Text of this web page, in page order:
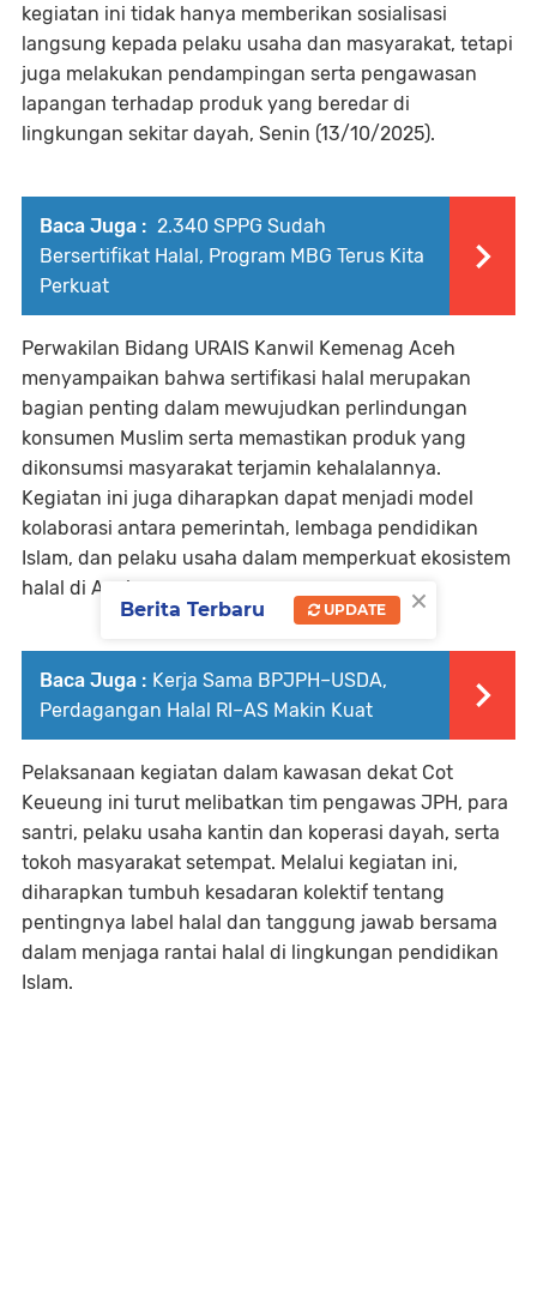
kegiatan ini tidak hanya memberikan sosialisasi
langsung kepada pelaku usaha dan masyarakat, tetapi
juga melakukan pendampingan serta pengawasan
lapangan terhadap produk yang beredar di
lingkungan sekitar dayah, Senin (13/10/2025).
Baca Juga : 2.340 SPPG Sudah
Bersertifikat Halal, Program MBG Terus Kita
Perkuat
Perwakilan Bidang URAIS Kanwil Kemenag Aceh
menyampaikan bahwa sertifikasi halal merupakan
bagian penting dalam mewujudkan perlindungan
konsumen Muslim serta memastikan produk yang
dikonsumsi masyarakat terjamin kehalalannya.
Kegiatan ini juga diharapkan dapat menjadi model
kolaborasi antara pemerintah, lembaga pendidikan
Islam, dan pelaku usaha dalam memperkuat ekosistem
halal di Aceh.
Baca Juga : Kerja Sama BPJPH–USDA,
Perdagangan Halal RI–AS Makin Kuat
Pelaksanaan kegiatan dalam kawasan dekat Cot
Keueung ini turut melibatkan tim pengawas JPH, para
santri, pelaku usaha kantin dan koperasi dayah, serta
tokoh masyarakat setempat. Melalui kegiatan ini,
diharapkan tumbuh kesadaran kolektif tentang
pentingnya label halal dan tanggung jawab bersama
dalam menjaga rantai halal di lingkungan pendidikan
Islam.
×
Berita Terbaru UPDATE